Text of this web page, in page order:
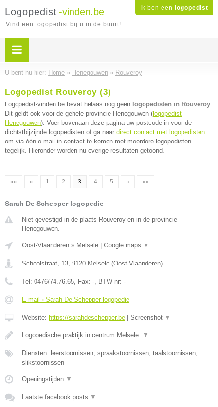
Ik ben een logopedist
Logopedist -vinden.be
Vind een logopedist bij u in de buurt!
U bent nu hier: Home » Henegouwen » Rouveroy
Logopedist Rouveroy (3)
Logopedist-vinden.be bevat helaas nog geen logopedisten in Rouveroy.
Dit geldt ook voor de gehele provincie Henegouwen ( logopedist
Henegouwen). Voer bovenaan deze pagina uw postcode in voor de
dichtstbijzijnde logopedisten of ga naar direct contact met logopedisten
om via één e-mail in contact te komen met meerdere logopedisten
tegelijk. Hieronder worden nu overige resultaten getoond.
«« « 1 2 3 4 5 » »»
Sarah De Schepper logopedie
Niet gevestigd in de plaats Rouveroy en in de provincie
Henegouwen.
Oost-Vlaanderen » Melsele Google maps ▼
Schoolstraat, 13, 9120 Melsele (Oost-Vlaanderen)
Tel: 0476/74.76.65, Fax: -, BTW-nr: -
E-mail › Sarah De Schepper logopedie
Website: https://sarahdeschepper.be Screenshot ▼
Logopedische praktijk in centrum Melsele. ▼
Diensten: leerstoornissen, spraakstoornissen, taalstoornissen,
slikstoornissen
Openingstijden ▼
Laatste facebook posts ▼